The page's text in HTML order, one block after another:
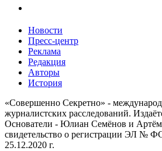
Новости
Пресс-центр
Реклама
Редакция
Авторы
История
«Совершенно Секретно» -
журналистских расследований.
Основатели - Юлиан Семёнов и
свидетельство о регистрации ЭЛ №
25.12.2020 г.